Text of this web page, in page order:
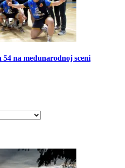
na međunarodnoj sceni